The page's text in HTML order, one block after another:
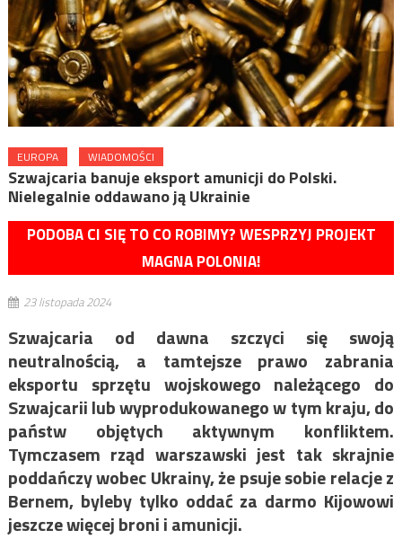
EUROPA WIADOMOŚCI
Szwajcaria banuje eksport amunicji do Polski.
Nielegalnie oddawano ją Ukrainie
PODOBA CI SIĘ TO CO ROBIMY? WESPRZYJ PROJEKT
MAGNA POLONIA!
23 listopada 2024
Szwajcaria od dawna szczyci się swoją
neutralnością, a tamtejsze prawo zabrania
eksportu sprzętu wojskowego należącego do
Szwajcarii lub wyprodukowanego w tym kraju, do
państw objętych aktywnym konfliktem.
Tymczasem rząd warszawski jest tak skrajnie
poddańczy wobec Ukrainy, że psuje sobie relacje z
Bernem, byleby tylko oddać za darmo Kijowowi
jeszcze więcej broni i amunicji.